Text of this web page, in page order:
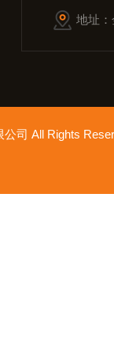
地址
公司 All Rights